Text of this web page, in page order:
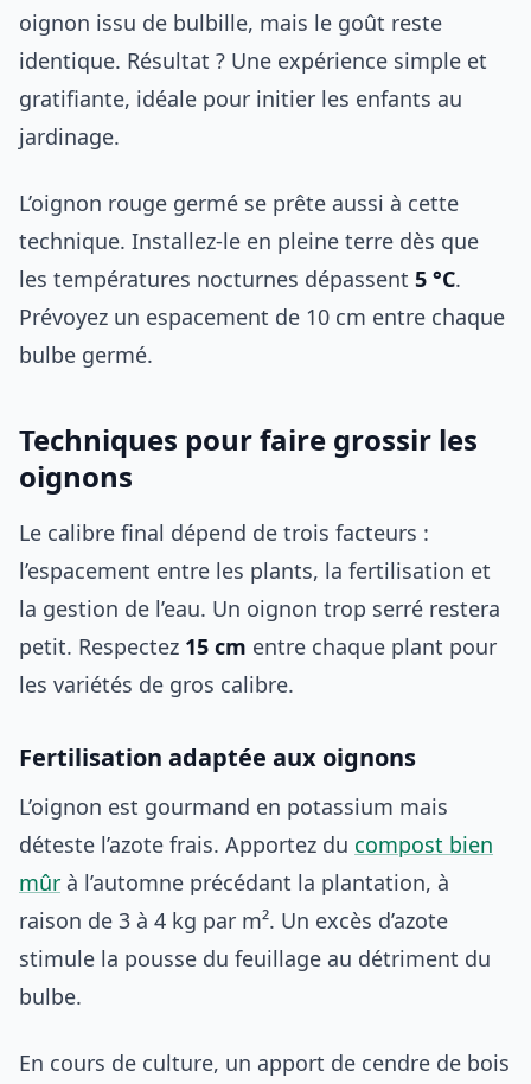
oignon issu de bulbille, mais le goût reste
identique. Résultat ? Une expérience simple et
gratifiante, idéale pour initier les enfants au
jardinage.
L’oignon rouge germé se prête aussi à cette
technique. Installez-le en pleine terre dès que
les températures nocturnes dépassent 5 °C.
Prévoyez un espacement de 10 cm entre chaque
bulbe germé.
Techniques pour faire grossir les
oignons
Le calibre final dépend de trois facteurs :
l’espacement entre les plants, la fertilisation et
la gestion de l’eau. Un oignon trop serré restera
petit. Respectez 15 cm entre chaque plant pour
les variétés de gros calibre.
Fertilisation adaptée aux oignons
L’oignon est gourmand en potassium mais
déteste l’azote frais. Apportez du compost bien
mûr à l’automne précédant la plantation, à
raison de 3 à 4 kg par m². Un excès d’azote
stimule la pousse du feuillage au détriment du
bulbe.
En cours de culture, un apport de cendre de bois